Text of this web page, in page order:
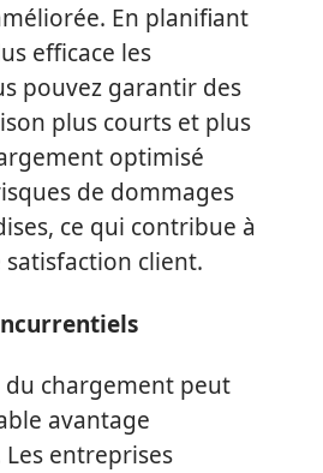
En planifiant
efficace les
pouvez garantir des
plus courts et plus
optimisé
de dommages
ce qui contribue à
client.
du chargement peut
avantage
entreprises